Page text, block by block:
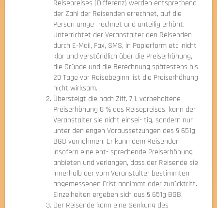
Reisepreises (Differenz) werden entsprechend
der Zahl der Reisenden errechnet, auf die
Person umge- rechnet und anteilig erhöht.
Unterrichtet der Veranstalter den Reisenden
durch E-Mail, Fax, SMS, in Papierform etc. nicht
klar und verständlich über die Preiserhöhung,
die Gründe und die Berechnung spätestens bis
20 Tage vor Reisebeginn, ist die Preiserhöhung
nicht wirksam.
Übersteigt die nach Ziff. 7.1. vorbehaltene
Preiserhöhung 8 % des Reisepreises, kann der
Veranstalter sie nicht einsei- tig, sondern nur
unter den engen Voraussetzungen des § 651g
BGB vornehmen. Er kann dem Reisenden
insofern eine ent- sprechende Preiserhöhung
anbieten und verlangen, dass der Reisende sie
innerhalb der vom Veranstalter bestimmten
angemessenen Frist annimmt oder zurücktritt.
Einzelheiten ergeben sich aus § 651g BGB.
Der Reisende kann eine Senkung des